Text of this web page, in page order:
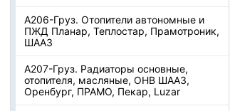
А206-Груз. Отопители автономные и
ПЖД Планар, Теплостар, Прамотроник,
ШААЗ
А207-Груз. Радиаторы основные,
отопителя, масляные, ОНВ ШААЗ,
Оренбург, ПРАМО, Пекар, Luzar